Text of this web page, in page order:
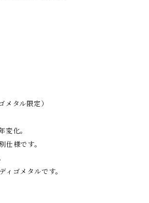
メタル限定）
変化。
仕様です。
ィゴメタルです。